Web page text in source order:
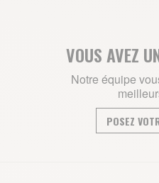
VOUS AVEZ
Notre équipe
POSEZ